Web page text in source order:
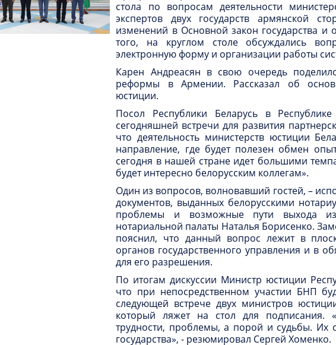
стола по вопросам деятельности
экспертов двух государств армянской
изменений в Основной закон государства
того, на круглом столе обсуждались
электронную форму и организации работы
Карен Андреасян в свою очередь
реформы в Армении. Рассказал об
юстиции.
Посол Республики Беларусь в
сегодняшней встречи для развития
что деятельность министерств юстиции
направление, где будет полезен обмен
сегодня в нашей стране идет большими
будет интересно белорусским коллегам».
Один из вопросов, волновавший гостей, ­–
документов, выданных белорусскими
проблемы и возможные пути выхода из
нотариальной палаты Наталья Борисенко.
пояснил, что данный вопрос лежит в
органов государственного управления и в
для его разрешения.
По итогам дискуссии Министр юстиции
что при непосредственном участии БНП
следующей встрече двух министров
который ляжет на стол для подписания.
трудности, проблемы, а порой и судьбы. Их
государства», - резюмировал Сергей Хоменко.